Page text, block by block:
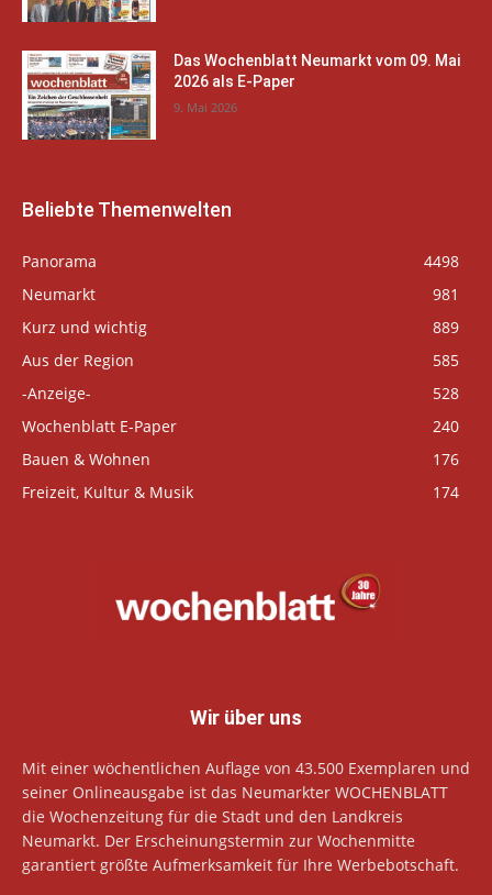
Das Wochenblatt Neumarkt vom 09. Mai
2026 als E-Paper
9. Mai 2026
Beliebte Themenwelten
Panorama
4498
Neumarkt
981
Kurz und wichtig
889
Aus der Region
585
-Anzeige-
528
Wochenblatt E-Paper
240
Bauen & Wohnen
176
Freizeit, Kultur & Musik
174
Wir über uns
Mit einer wöchentlichen Auflage von 43.500 Exemplaren und
seiner Onlineausgabe ist das Neumarkter WOCHENBLATT
die Wochenzeitung für die Stadt und den Landkreis
Neumarkt. Der Erscheinungstermin zur Wochenmitte
garantiert größte Aufmerksamkeit für Ihre Werbebotschaft.